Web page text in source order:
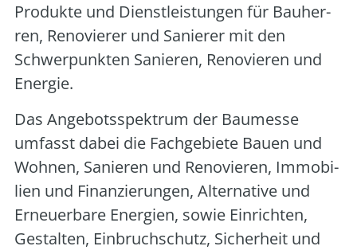
Pro­duk­te und Dienst­leis­tun­gen für Bau­her­
ren, Reno­vie­rer und Sanie­rer mit den
Schwer­punk­ten Sanie­ren, Reno­vie­ren und
Ener­gie.
Das Ange­bots­spek­trum der Bau­mes­se
umfasst dabei die Fach­ge­bie­te Bau­en und
Woh­nen, Sanie­ren und Reno­vie­ren, Immo­bi­
li­en und Finan­zie­run­gen, Alter­na­ti­ve und
Erneu­er­ba­re Ener­gien, sowie Ein­rich­ten,
Gestal­ten, Ein­bruch­schutz, Sicher­heit und